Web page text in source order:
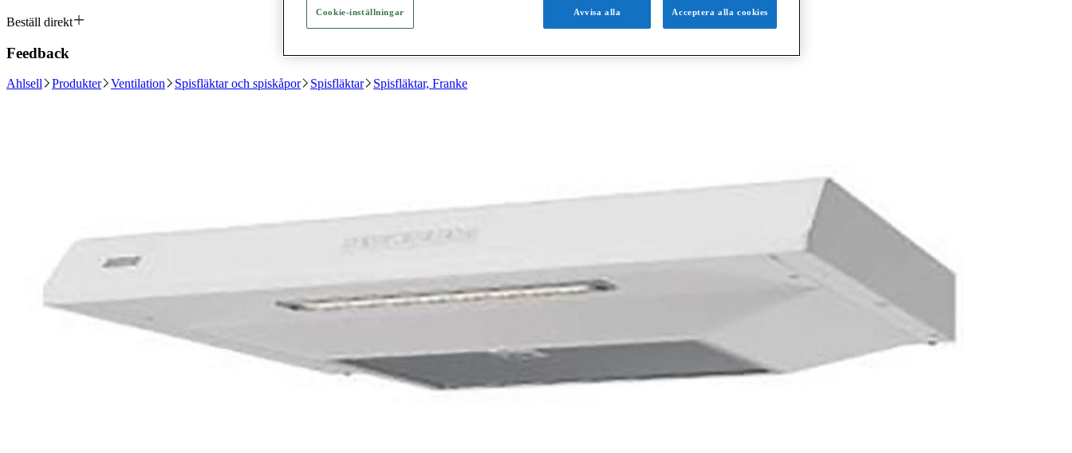
Beställ direkt
Feedback
Ahlsell Produkter Ventilation Spisfläktar och spiskåpor Spisfläktar Spisfläktar, Franke
Cookie-inställningar Avvisa alla Acceptera alla cookies